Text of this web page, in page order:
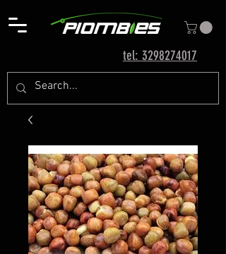
tel: 3298274017